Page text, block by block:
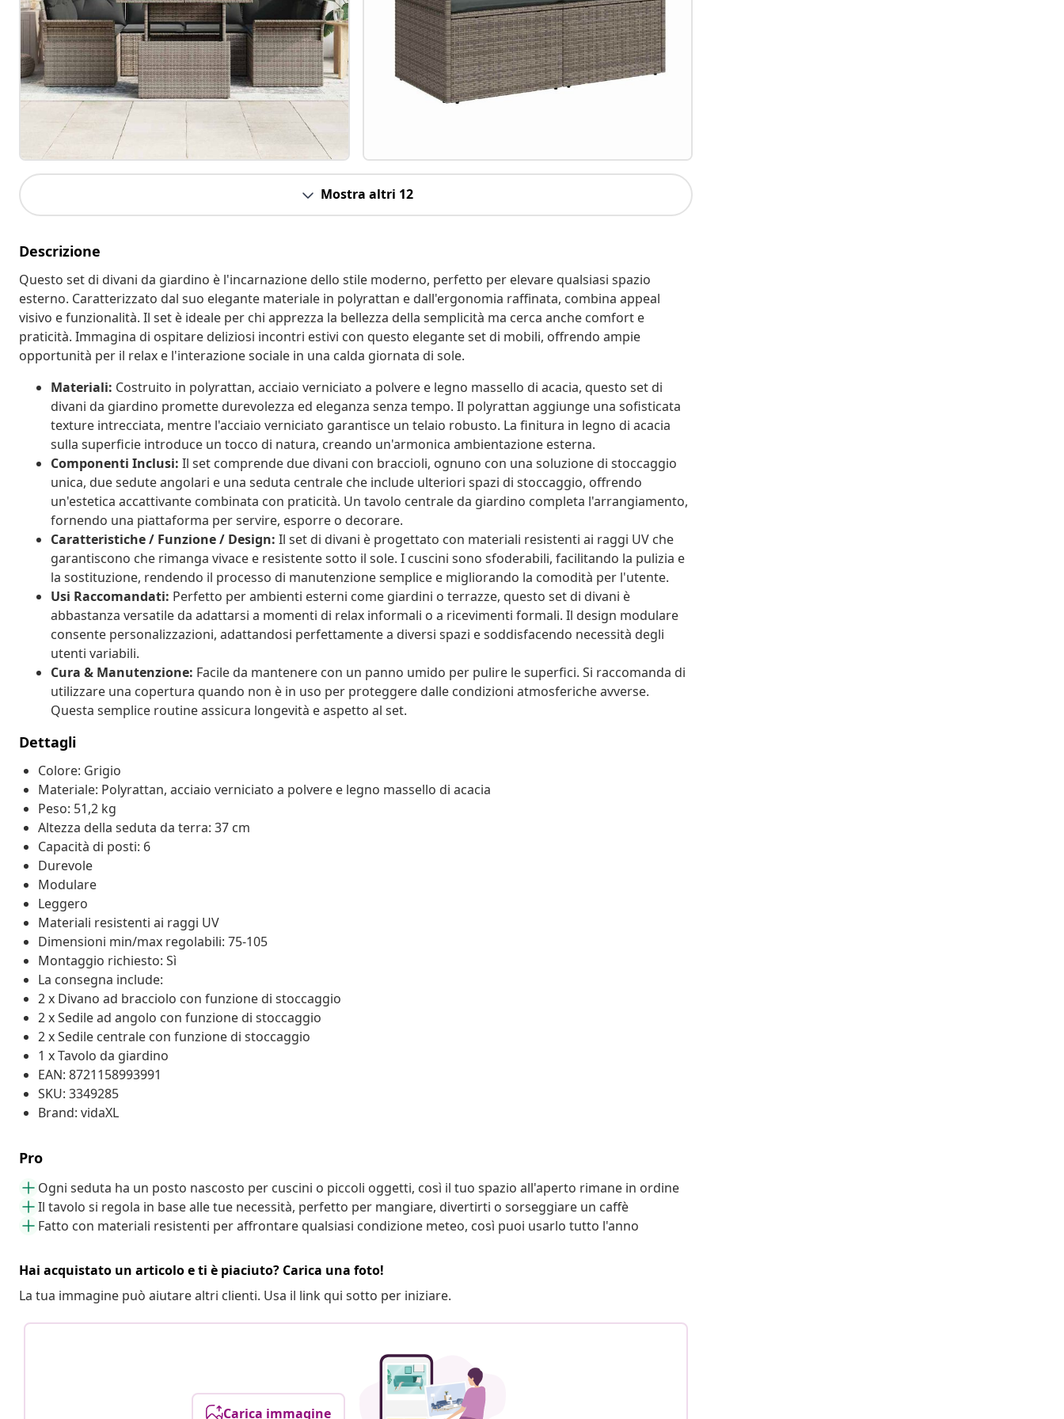
Mostra altri 12
Descrizione
Questo set di divani da giardino è l'incarnazione dello stile moderno, perfetto per elevare qualsiasi spazio
esterno. Caratterizzato dal suo elegante materiale in polyrattan e dall'ergonomia raffinata, combina appeal
visivo e funzionalità. Il set è ideale per chi apprezza la bellezza della semplicità ma cerca anche comfort e
praticità. Immagina di ospitare deliziosi incontri estivi con questo elegante set di mobili, offrendo ampie
opportunità per il relax e l'interazione sociale in una calda giornata di sole.
Materiali: Costruito in polyrattan, acciaio verniciato a polvere e legno massello di acacia, questo set di
divani da giardino promette durevolezza ed eleganza senza tempo. Il polyrattan aggiunge una sofisticata
texture intrecciata, mentre l'acciaio verniciato garantisce un telaio robusto. La finitura in legno di acacia
sulla superficie introduce un tocco di natura, creando un'armonica ambientazione esterna.
Componenti Inclusi: Il set comprende due divani con braccioli, ognuno con una soluzione di stoccaggio
unica, due sedute angolari e una seduta centrale che include ulteriori spazi di stoccaggio, offrendo
un'estetica accattivante combinata con praticità. Un tavolo centrale da giardino completa l'arrangiamento,
fornendo una piattaforma per servire, esporre o decorare.
Caratteristiche / Funzione / Design: Il set di divani è progettato con materiali resistenti ai raggi UV che
garantiscono che rimanga vivace e resistente sotto il sole. I cuscini sono sfoderabili, facilitando la pulizia e
la sostituzione, rendendo il processo di manutenzione semplice e migliorando la comodità per l'utente.
Usi Raccomandati: Perfetto per ambienti esterni come giardini o terrazze, questo set di divani è
abbastanza versatile da adattarsi a momenti di relax informali o a ricevimenti formali. Il design modulare
consente personalizzazioni, adattandosi perfettamente a diversi spazi e soddisfacendo necessità degli
utenti variabili.
Cura & Manutenzione: Facile da mantenere con un panno umido per pulire le superfici. Si raccomanda di
utilizzare una copertura quando non è in uso per proteggere dalle condizioni atmosferiche avverse.
Questa semplice routine assicura longevità e aspetto al set.
Dettagli
Colore: Grigio
Materiale: Polyrattan, acciaio verniciato a polvere e legno massello di acacia
Peso: 51,2 kg
Altezza della seduta da terra: 37 cm
Capacità di posti: 6
Durevole
Modulare
Leggero
Materiali resistenti ai raggi UV
Dimensioni min/max regolabili: 75-105
Montaggio richiesto: Sì
La consegna include:
2 x Divano ad bracciolo con funzione di stoccaggio
2 x Sedile ad angolo con funzione di stoccaggio
2 x Sedile centrale con funzione di stoccaggio
1 x Tavolo da giardino
EAN: 8721158993991
SKU: 3349285
Brand: vidaXL
Pro
Ogni seduta ha un posto nascosto per cuscini o piccoli oggetti, così il tuo spazio all'aperto rimane in ordine
Il tavolo si regola in base alle tue necessità, perfetto per mangiare, divertirti o sorseggiare un caffè
Fatto con materiali resistenti per affrontare qualsiasi condizione meteo, così puoi usarlo tutto l'anno
Hai acquistato un articolo e ti è piaciuto? Carica una foto!
La tua immagine può aiutare altri clienti. Usa il link qui sotto per iniziare.
Carica immagine